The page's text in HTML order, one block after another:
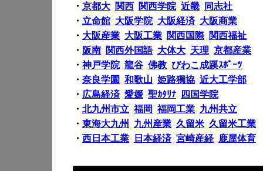
・ 京都大 関西 関西学院 近畿
同志社
・ 立命館 大阪学院 大阪経済 大阪商業
・ 大阪産業 大阪工業 関西国際 関西福祉
・ 阪南 関西外国語 大体大 天理 京都産業
・神戸学院 龍谷 佛教 びわこ成蹊ｽﾎﾟｰﾂ
・ 奈良学園 和歌山 姫路獨協 近大工学部
・ 広島経済 愛媛 聖ｶﾀﾘﾅ
四国学院
・ 北九州市立 福岡 福岡工業 九州共立
・ 東海大九州 九州産業 久留米 久留米工業
・ 西日本工業 日本経済 宮崎産経 鹿屋体育